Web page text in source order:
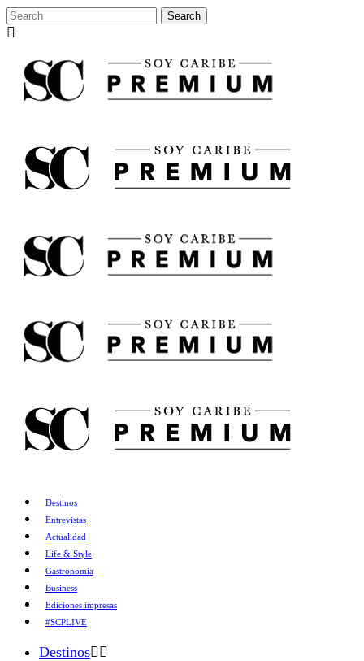
Destinos
Entrevistas
Actualidad
Life & Style
Gastronomía
Business
Ediciones impresas
#SCPLIVE
Destinos